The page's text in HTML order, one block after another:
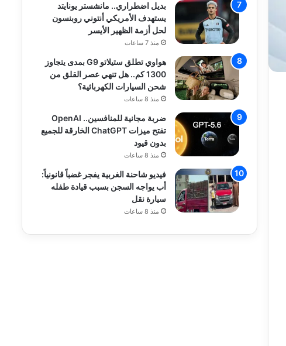
بديل اضطراري.. مانشستر يونايتد
يستهدف الأمريكي أنتوني روبنسون
لحل أزمة الظهير الأيسر
منذ 7 ساعات
هواوي تطلق ستيلاتو G9 بمدى يتجاوز
1300 كم.. هل تنهي عصر القلق من
شحن السيارات الكهربائية؟
منذ 8 ساعات
ضربة مجانية للمنافسين.. OpenAI
تفتح ميزات ChatGPT الخارقة للجميع
بدون قيود
منذ 8 ساعات
فيديو شاحنة الغربية يفجر غضباً قانونياً:
أب يواجه السجن بسبب قيادة طفله
سيارة نقل
منذ 8 ساعات